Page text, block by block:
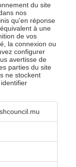
du site
nos
qu'en réponse
à une
de vos
la connexion ou
configurer
avertisse de
parties du site
ne stockent